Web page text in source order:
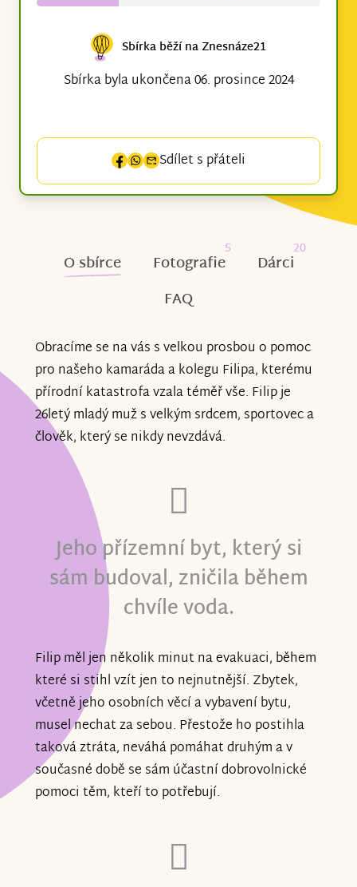
Sbírka běží na Znesnáze21
Sbírka byla ukončena 06. prosince 2024
Sdílet s přáteli
O sbírce Fotografie
5
Dárci
20
FAQ
Obracíme se na vás s velkou prosbou o pomoc
pro našeho kamaráda a kolegu Filipa, kterému
přírodní katastrofa vzala téměř vše. Filip je
26letý mladý muž s velkým srdcem, sportovec a
člověk, který se nikdy nevzdává.
Jeho přízemní byt, který si
sám budoval, zničila během
chvíle voda.
Filip měl jen několik minut na evakuaci, během
které si stihl vzít jen to nejnutnější. Zbytek,
včetně jeho osobních věcí a vybavení bytu,
musel nechat za sebou. Přestože ho postihla
taková ztráta, neváhá pomáhat druhým a v
současné době se sám účastní dobrovolnické
pomoci těm, kteří to potřebují.